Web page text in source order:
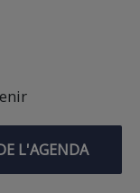
L'AGENDA